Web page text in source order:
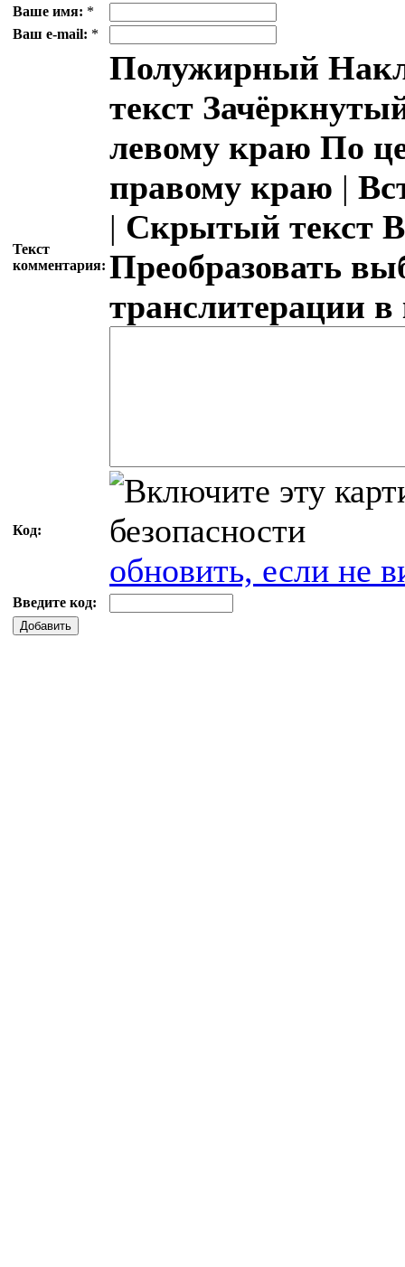
Ваше имя: *
Ваш e-mail: *
Текст
комментария:
Полужирный
текст
левому краю По
правому краю |
| Скрытый текст
Преобразовать
транслитерации
Код:
обновить, если не
Введите код:
Добавить